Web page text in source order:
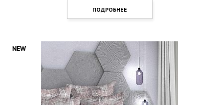
ПОДРОБНЕЕ